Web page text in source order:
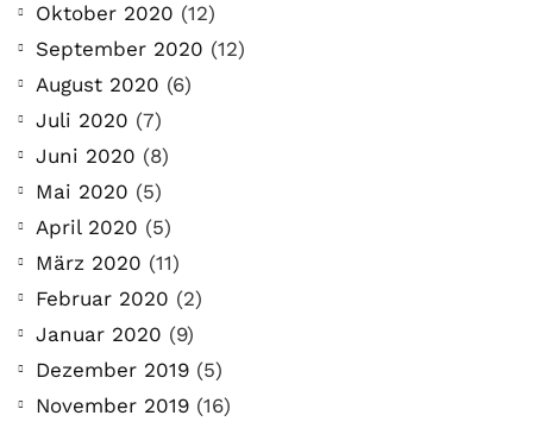
Oktober 2020 (12)
September 2020 (12)
August 2020 (6)
Juli 2020 (7)
Juni 2020 (8)
Mai 2020 (5)
April 2020 (5)
März 2020 (11)
Februar 2020 (2)
Januar 2020 (9)
Dezember 2019 (5)
November 2019 (16)